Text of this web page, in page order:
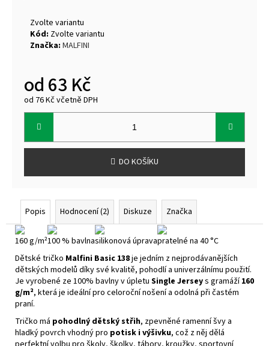
Zvolte variantu
Kód: Zvolte variantu
Značka: MALFINI
od63 Kč
od 76 Kčvčetně DPH
Měrná
cena:
DO KOŠÍKU
Popis Hodnocení (2) Diskuze Značka
160 g/m²100 % bavlnasilikonová úpravapratelné na 40 °C
Dětské tričko Malfini Basic 138je jedním z nejprodávanějších
dětských modelů díky své kvalitě, pohodlí a univerzálnímu použití.
Je vyrobené ze 100% bavlny v úpletu Single Jerseys gramáží160
g/m², která je ideální pro celoroční nošení a odolná při častém
praní.
Tričko má pohodlný dětský střih, zpevněné ramenní švy a
hladký povrch vhodný pro potisk i výšivku, což z něj dělá